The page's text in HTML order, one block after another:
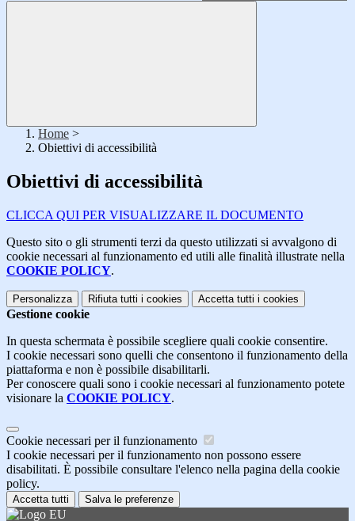
Home >
Obiettivi di accessibilità
Obiettivi di accessibilità
CLICCA QUI PER VISUALIZZARE IL DOCUMENTO
Questo sito o gli strumenti terzi da questo utilizzati si avvalgono di
cookie necessari al funzionamento ed utili alle finalità illustrate nella
COOKIE POLICY.
Personalizza Rifiuta tutti i cookies Accetta tutti i cookies
Gestione cookie
In questa schermata è possibile scegliere quali cookie consentire.
I cookie necessari sono quelli che consentono il funzionamento della
piattaforma e non è possibile disabilitarli.
Per conoscere quali sono i cookie necessari al funzionamento potete
visionare la COOKIE POLICY.
Cookie necessari per il funzionamento
I cookie necessari per il funzionamento non possono essere
disabilitati. È possibile consultare l'elenco nella pagina della cookie
policy.
Accetta tutti Salva le preferenze